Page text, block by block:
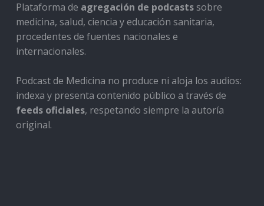
Plataforma de agregación de podcastssobre
medicina, salud, ciencia y educación sanitaria,
procedentes de fuentes nacionales e
internacionales.
Podcast de Medicina no produce ni aloja los audios:
indexa y presenta contenido público a través de
feeds oficiales, respetando siempre la autoría
original.